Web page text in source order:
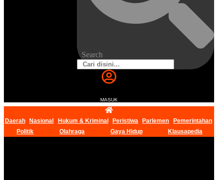
Search
MASUK
Daerah Nasional Hukum & Kriminal Peristiwa Parlemen
Pemerintahan
Politik
Olahraga Gaya Hidup Klausapedia